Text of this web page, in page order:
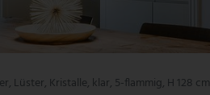
Lüster, Kristalle, klar, 5-flammig, H 128 cm